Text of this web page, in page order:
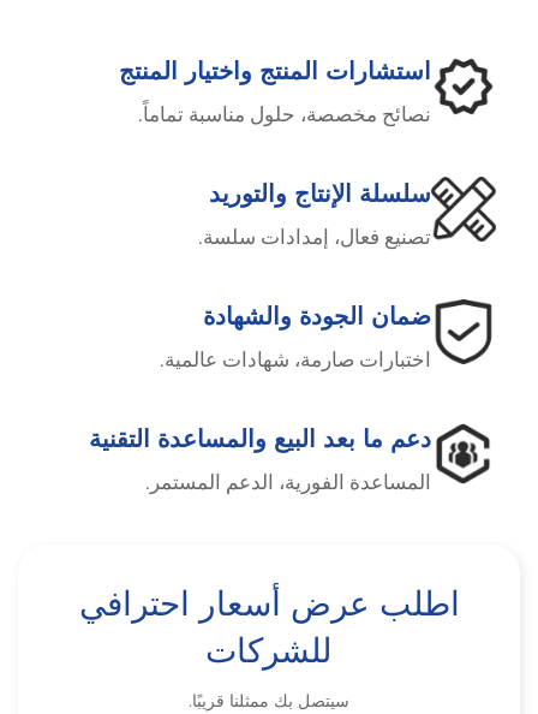
استشارات المنتج واختيار المنتج
نصائح مخصصة، حلول مناسبة تماماً.
سلسلة الإنتاج والتوريد
تصنيع فعال، إمدادات سلسة.
ضمان الجودة والشهادة
اختبارات صارمة، شهادات عالمية.
دعم ما بعد البيع والمساعدة التقنية
المساعدة الفورية، الدعم المستمر.
اطلب عرض أسعار احترافي
للشركات
سيتصل بك ممثلنا قريبًا.